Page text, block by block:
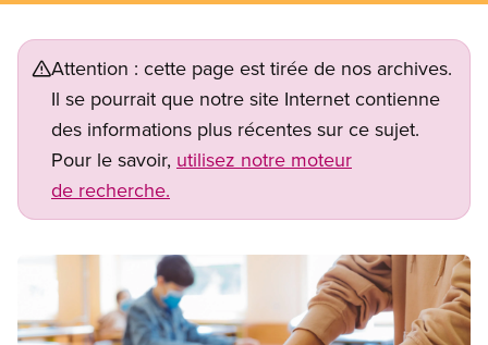
Attention : cette page est tirée de nos archives.
Il se pourrait que notre site Internet contienne
des informations plus récentes sur ce sujet.
Pour le savoir, utilisez notre moteur
de recherche.